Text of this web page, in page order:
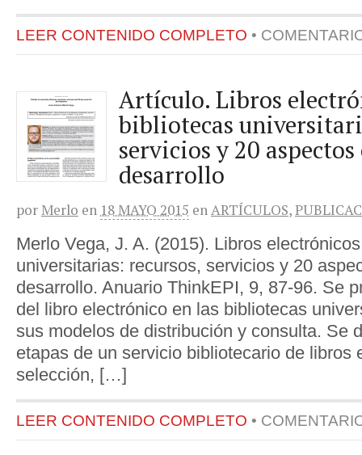
LEER CONTENIDO COMPLETO •
Artículo. Libros
bibliotecas
servicios y 20
desarrollo
por Merlo en 18 MAYO 2015 en ARTÍCULOS,
Merlo Vega, J. A. (2015). Libros
universitarias: recursos, servicios y 20
desarrollo. Anuario ThinkEPI, 9, 87-96. Se
del libro electrónico en las bibliotecas
sus modelos de distribución y consulta. Se
etapas de un servicio bibliotecario de libros
selección, […]
LEER CONTENIDO COMPLETO •